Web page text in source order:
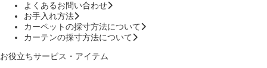
よくあるお問い合わせ
お手入れ方法
カーペットの採寸方法について
カーテンの採寸方法について
お役立ちサービス・アイテム